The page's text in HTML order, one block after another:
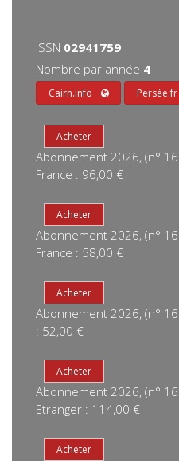
ISSN 02941759
Nombre par année 4
Cairn.info Persée.fr
Abonnement 2026, (n°
France : 96,00 €
Abonnement 2026, (n°
France : 58,00 €
Abonnement 2026, (n°
: 52,00 €
Abonnement 2026, (n°
Etranger : 114,00 €